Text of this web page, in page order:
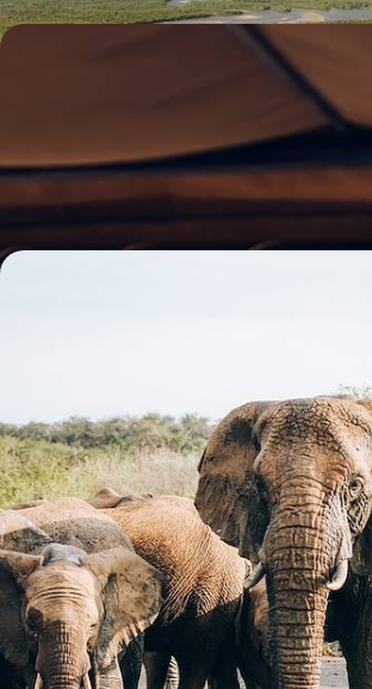
Du Cap au Kruger - L'Afrique du
Du Cap à l'intimité d'une réserve privée, un road
pays où la nature, habitée, suscite la curiosité à
13 jours, de 6800 à 8400 $ CA
12 jours, de 7100 à 8600 $ CA
1
Idées associées
Observation Animaux Ornithologie Afrique